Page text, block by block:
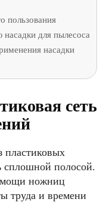
пользования
для пылесоса
насадки
сеть
пластиковых
сплошной полосой.
ножниц
труда и времени